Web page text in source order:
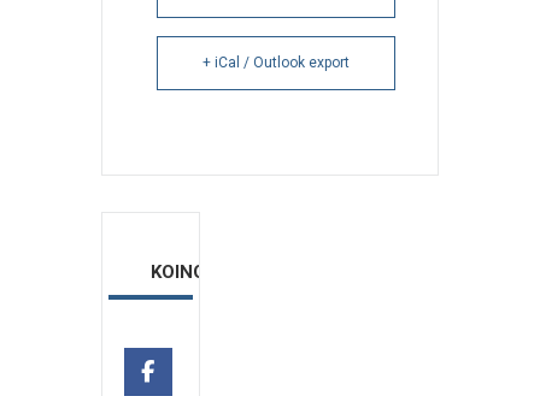
+ iCal / Outlook export
ΚΟΙΝΟΠΟΙΗΣΗ